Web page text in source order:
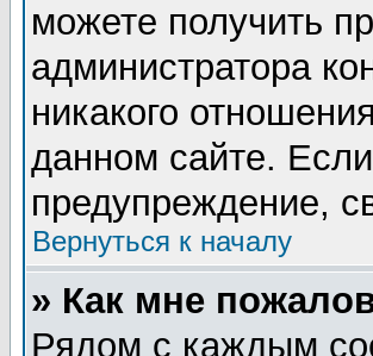
можете получить
администратора
никакого
данном сайте.
предупреждение,
Вернуться к началу
» Как мне
Рядом с каждым